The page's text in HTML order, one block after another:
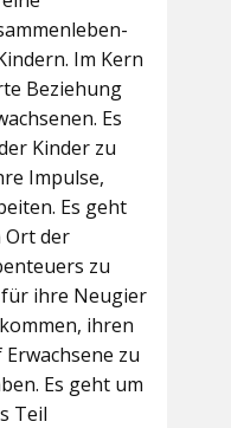
Im Kern
Beziehung
Es
Kinder zu
Impulse,
Es geht
Ort der
zu
ihre Neugier
ihren
zu
Es geht um
Teil